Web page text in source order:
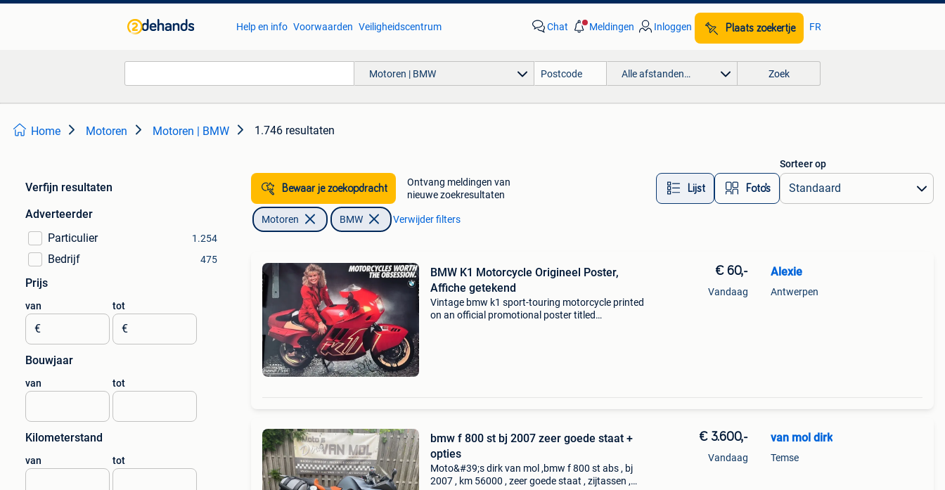
Help en info Voorwaarden Veiligheidscentrum Chat Meldingen Inloggen Plaats zoekertje FR
Motoren | BMW Alle afstanden… Zoek
Home Motoren Motoren | BMW 1.746 resultaten
Verfijn resultaten
Adverteerder
Particulier
1.254
Bedrijf 475
Prijs
van
€
tot
€
Bouwjaar
van tot
Kilometerstand
van tot
Bewaar je zoekopdracht
Ontvang meldingen van
nieuwe zoekresultaten
Lijst Foto’s
Sorteer op
Motoren BMW Verwijder filters
BMW K1 Motorcycle Origineel Poster,
Affiche getekend
Vintage bmw k1 sport-touring motorcycle printed
on an official promotional poster titled
€ 60,-
Vandaag
Alexie
Antwerpen
bmw f 800 st bj 2007 zeer goede staat +
opties
Moto&#39;s dirk van mol ,bmw f 800 st abs , bj
2007 , km 56000 , zeer goede staat , zijtassen ,
€ 3.600,-
Vandaag
van mol dirk
Temse